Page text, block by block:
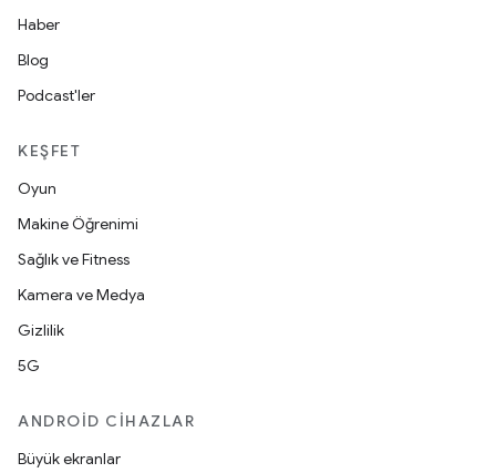
Haber
Blog
Podcast'ler
KEŞFET
Oyun
Makine Öğrenimi
Sağlık ve Fitness
Kamera ve Medya
Gizlilik
5G
ANDROID CIHAZLAR
Büyük ekranlar